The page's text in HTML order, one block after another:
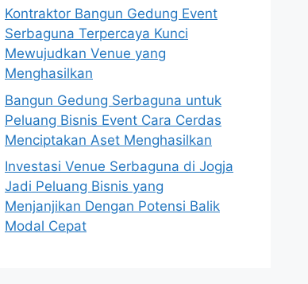
Kontraktor Bangun Gedung Event
Serbaguna Terpercaya Kunci
Mewujudkan Venue yang
Menghasilkan
Bangun Gedung Serbaguna untuk
Peluang Bisnis Event Cara Cerdas
Menciptakan Aset Menghasilkan
Investasi Venue Serbaguna di Jogja
Jadi Peluang Bisnis yang
Menjanjikan Dengan Potensi Balik
Modal Cepat